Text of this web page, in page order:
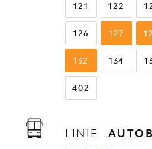
121 122
126 127
132 134
402
LINIE